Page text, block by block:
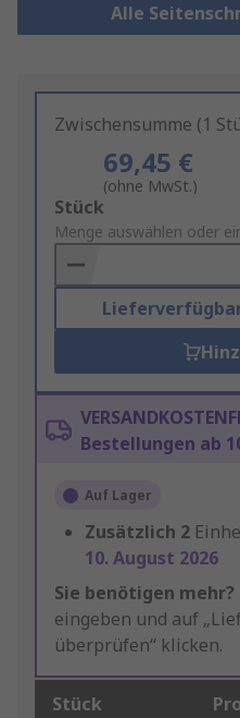
Alle
Zwischensumme (1
69,45 €
(ohne MwSt.)
Add
to
Basket
Stück
Menge auswählen oder
Bestellungen ab
Auf Lager
Zusätzlich 2
10. August 2026
Sie benötigen mehr?
eingeben und auf
überprüfen“ klicken.
Stück